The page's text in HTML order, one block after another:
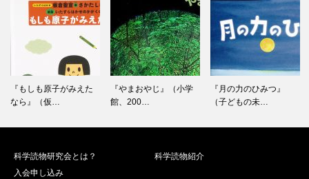
ン
『もしも原子がみえた
なら』（仮…
『やまおやじ』（小学
館、200…
『月の力のひみつ』
（子どもの未…
科学読物研究会とは？
科学読物紹介
入会申し込み